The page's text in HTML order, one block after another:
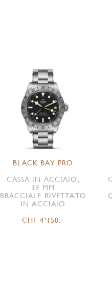
BLACK BAY PRO
CASSA IN ACCIAIO,
39 MM
BRACCIALE RIVETTATO
IN ACCIAIO
CHF 4'150.-